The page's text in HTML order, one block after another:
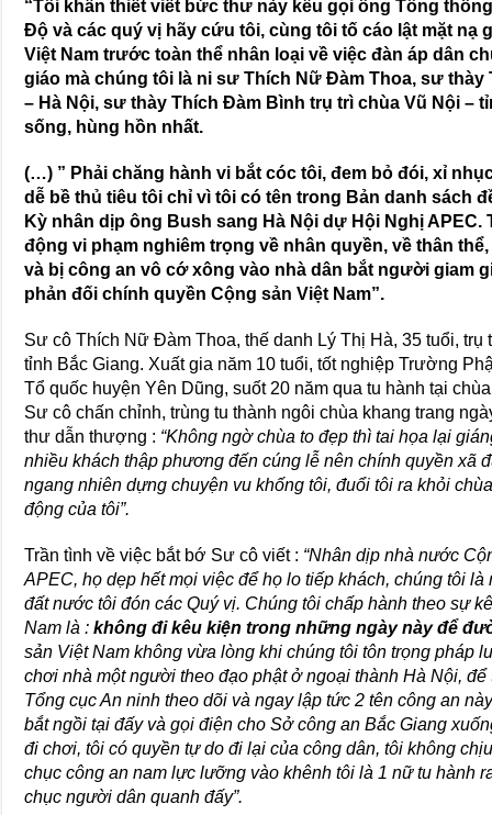
“Tôi khẩn thiết viết bức thư này kêu gọi ông Tổng
Độ và các quý vị hãy cứu tôi, cùng tôi tố cáo lật mặt nạ
Việt Nam trước toàn thể nhân loại về việc đàn áp dân
giáo mà chúng tôi là ni sư Thích Nữ Đàm Thoa, sư
– Hà Nội, sư thày Thích Đàm Bình trụ trì chùa Vũ Nội –
sống, hùng hồn nhất.
(…) ” Phải chăng hành vi bắt cóc tôi, đem bỏ đói, xỉ
dễ bề thủ tiêu tôi chỉ vì tôi có tên trong Bản danh sách
Kỳ nhân dịp ông Bush sang Hà Nội dự Hội Nghị
động vi phạm nghiêm trọng về nhân quyền, về thân
và bị công an vô cớ xông vào nhà dân bắt người giam
phản đối chính quyền Cộng sản Việt Nam”.
Sư cô Thích Nữ Đàm Thoa, thế danh Lý Thị Hà, 35 tuổi, trụ
tỉnh Bắc Giang. Xuất gia năm 10 tuổi, tốt nghiệp Trường
Tổ quốc huyện Yên Dũng, suốt 20 năm qua tu hành tại
Sư cô chấn chỉnh, trùng tu thành ngôi chùa khang trang
thư dẫn thượng : “Không ngờ chùa to đẹp thì tai họa lại
nhiều khách thập phương đến cúng lễ nên chính quyền xã
ngang nhiên dựng chuyện vu khống tôi, đuổi tôi ra khỏi
động của tôi”.
Trần tình về việc bắt bớ Sư cô viết : “Nhân dịp nhà nước
APEC, họ dẹp hết mọi việc để họ lo tiếp khách, chúng tôi
đất nước tôi đón các Quý vị. Chúng tôi chấp hành theo sự
Nam là :không đi kêu kiện trong những ngày này để
sản Việt Nam không vừa lòng khi chúng tôi tôn trọng pháp
chơi nhà một người theo đạo phật ở ngoại thành Hà Nội,
Tổng cục An ninh theo dõi và ngay lập tức 2 tên công an
bắt ngồi tại đấy và gọi điện cho Sở công an Bắc Giang
đi chơi, tôi có quyền tự do đi lại của công dân, tôi không
chục công an nam lực lưỡng vào khênh tôi là 1 nữ tu hành
chục người dân quanh đấy”.